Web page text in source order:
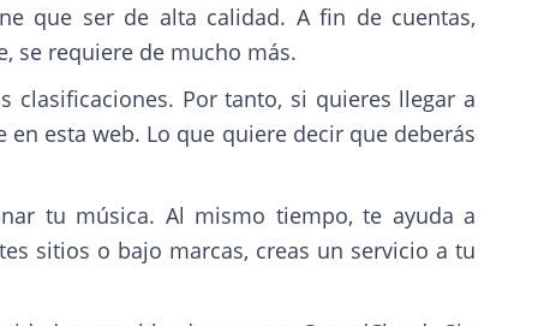
que ser de alta calidad. A fin de cuentas,
se requiere de mucho más.
clasificaciones. Por tanto, si quieres llegar a
esta web. Lo que quiere decir que deberás
tu música. Al mismo tiempo, te ayuda a
sitios o bajo marcas, creas un servicio a tu